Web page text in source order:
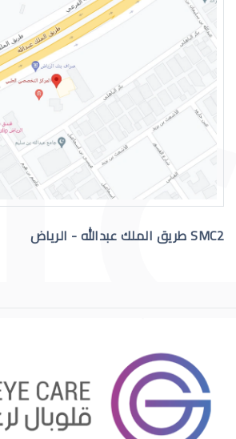
التهاب عيون الاطفال الرضع
احمرار عيون الاطفال الرضع
SMC2 طريق الملك عبدالله - الرياض